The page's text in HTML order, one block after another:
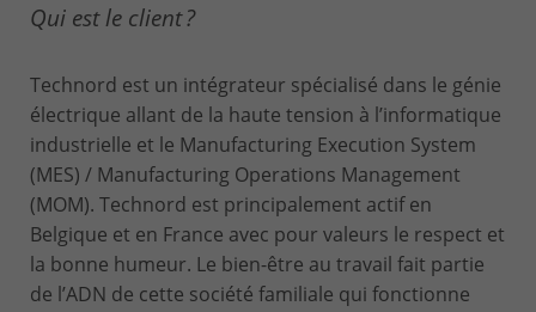
Qui est le client ?
Technord est un intégrateur spécialisé dans le génie
électrique allant de la haute tension à l’informatique
industrielle et le Manufacturing Execution System
(MES) / Manufacturing Operations Management
(MOM). Technord est principalement actif en
Belgique et en France avec pour valeurs le respect et
la bonne humeur. Le bien-être au travail fait partie
de l’ADN de cette société familiale qui fonctionne